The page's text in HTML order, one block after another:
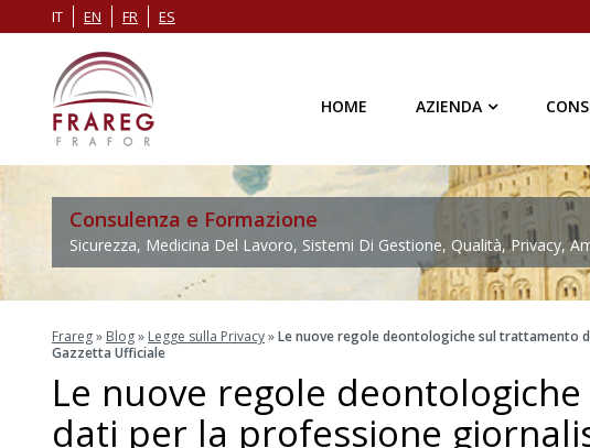
IT EN FR ES
HOME AZIENDA
Consulenza e Formazione
Sicurezza, Medicina Del Lavoro, Sistemi Di Gestione, Qualità, Privacy,
Frareg» Blog» Legge sulla Privacy»Le nuove regole deontologiche sul trattamento
Gazzetta Ufficiale
Le nuove regole
dati per la professione